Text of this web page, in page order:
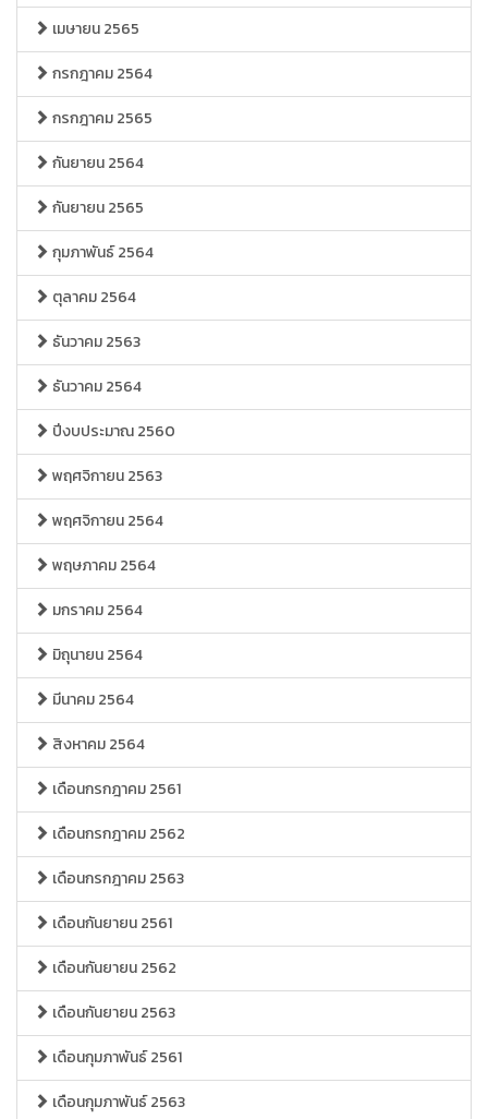
เมษายน 2565
กรกฎาคม 2564
กรกฎาคม 2565
กันยายน 2564
กันยายน 2565
กุมภาพันธ์ 2564
ตุลาคม 2564
ธันวาคม 2563
ธันวาคม 2564
ปีงบประมาณ 2560
พฤศจิกายน 2563
พฤศจิกายน 2564
พฤษภาคม 2564
มกราคม 2564
มิถุนายน 2564
มีนาคม 2564
สิงหาคม 2564
เดือนกรกฎาคม 2561
เดือนกรกฎาคม 2562
เดือนกรกฎาคม 2563
เดือนกันยายน 2561
เดือนกันยายน 2562
เดือนกันยายน 2563
เดือนกุมภาพันธ์ 2561
เดือนกุมภาพันธ์ 2563